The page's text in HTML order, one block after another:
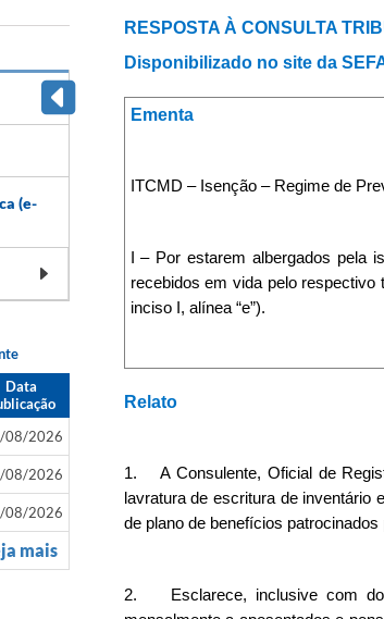
(e-
Data
08/2026
08/2026
08/2026
mais
RESPOSTA À CONSULTA
Disponibilizado no site da
Ementa
ITCMD – Isenção – Regime de
I – Por estarem albergados pela
recebidos em vida pelo respectivo
inciso I, alínea “e”).
Relato
1.
A Consulente, Oficial de
lavratura de escritura de inventário
de plano de benefícios patrocinados
2.
Esclarece, inclusive com